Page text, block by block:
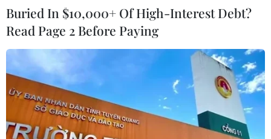
#Du học Mỹ #Giá năng lượng
#Chỉ số giá tiêu dùng
#CPI
#Nợ công
#Tin quốc tế
#Thời sự thế giới
#Thông tin quốc tế
#Tin tức mới nhất
#Tin hot
#Vietnam #Plus #VietnamPlus
Buried In $10,000+ Of High-Interest Debt?
Read Page 2 Before Paying